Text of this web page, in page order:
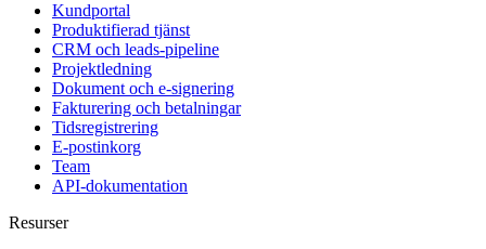
Kundportal
Produktifierad tjänst
CRM och leads-pipeline
Projektledning
Dokument och e-signering
Fakturering och betalningar
Tidsregistrering
E-postinkorg
Team
API-dokumentation
Resurser